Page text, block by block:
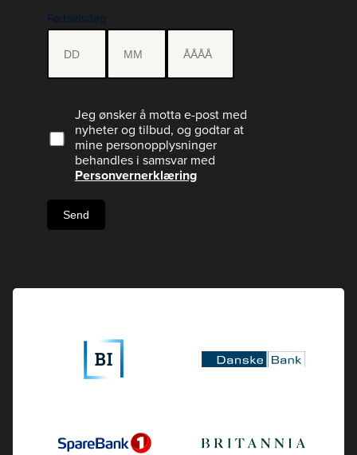
Fødselsdag
Jeg ønsker å motta e-post med
nyheter og tilbud, og godtar at
mine personopplysninger
behandles i samsvar med
Personvernerklæring
Send